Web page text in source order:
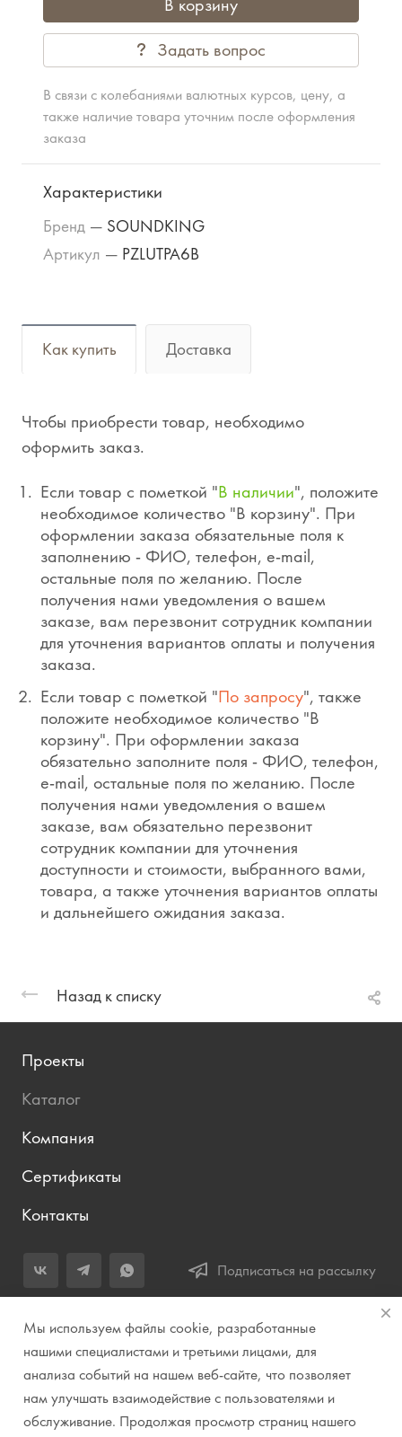
В корзину
Задать вопрос
В связи с колебаниями валютных курсов, цену, а
также наличие товара уточним после оформления
заказа
Характеристики
Бренд — SOUNDKING
Артикул — PZLUTPA6B
Как купить Доставка
Чтобы приобрести товар, необходимо
оформить заказ.
Если товар с пометкой "В наличии", положите
необходимое количество "В корзину". При
оформлении заказа обязательные поля к
заполнению - ФИО, телефон, e-mail,
остальные поля по желанию. После
получения нами уведомления о вашем
заказе, вам перезвонит сотрудник компании
для уточнения вариантов оплаты и получения
заказа.
Если товар с пометкой "По запросу", также
положите необходимое количество "В
корзину". При оформлении заказа
обязательно заполните поля - ФИО, телефон,
e-mail, остальные поля по желанию. После
получения нами уведомления о вашем
заказе, вам обязательно перезвонит
сотрудник компании для уточнения
доступности и стоимости, выбранного вами,
товара, а также уточнения вариантов оплаты
и дальнейшего ожидания заказа.
Назад к списку
Проекты
Каталог
Компания
Сертификаты
Контакты
Подписаться на рассылку
+7 (343) 283-04-11
Заказать звонок
info@prirodazvuka.ru
620144, г. Екатеринбург, ул. Хохрякова, д. 98, салон 27, ТЦ
«Весенний», 2 этаж, Центральный вход с ул. Куйбышева
Мы используем файлы cookie, разработанные
нашими специалистами и третьими лицами, для
анализа событий на нашем веб-сайте, что позволяет
нам улучшать взаимодействие с пользователями и
обслуживание. Продолжая просмотр страниц нашего